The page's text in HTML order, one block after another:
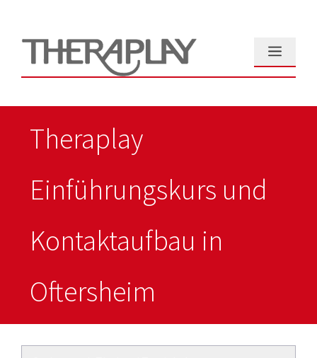
springen
Menü
Theraplay
Einführungskurs und
Kontaktaufbau in
Oftersheim